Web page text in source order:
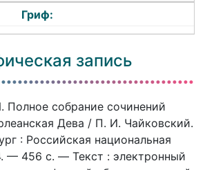
Гриф:
запись
Полное собрание сочинений
Дева / П. И. Чайковский.
: Российская национальная
— 456 c. — Текст : электронный